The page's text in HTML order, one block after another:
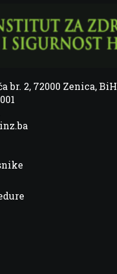
br. 2, 72000 Zenica, BiH